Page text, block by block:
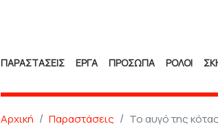
ΠΑΡΑΣΤΑΣΕΙΣ ΕΡΓΑ ΠΡΟΣΩΠΑ ΡΟΛΟΙ
Αρχική Παραστάσεις Το αυγό της κότας